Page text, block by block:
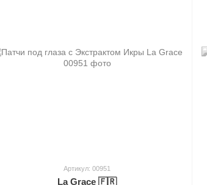
Артикул: 00951
La Grace 🇫🇷